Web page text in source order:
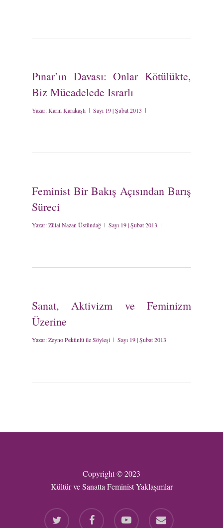
Pınar’ın Davası: Onlar Kötülükte,
Biz Mücadelede Israrlı
Yazar:Karin Karakaşlı Sayı 19 | Şubat 2013
Feminist Bir Bakış Açısından Barış
Süreci
Yazar:Zülal Nazan Üstündağ Sayı 19 | Şubat 2013
Sanat, Aktivizm ve Feminizm
Üzerine
Yazar:Zeyno Pekünlü ile Söyleşi Sayı 19 | Şubat 2013
Copyright © 2023
Kültür ve Sanatta Feminist Yaklaşımlar
twitter facebook youtube email